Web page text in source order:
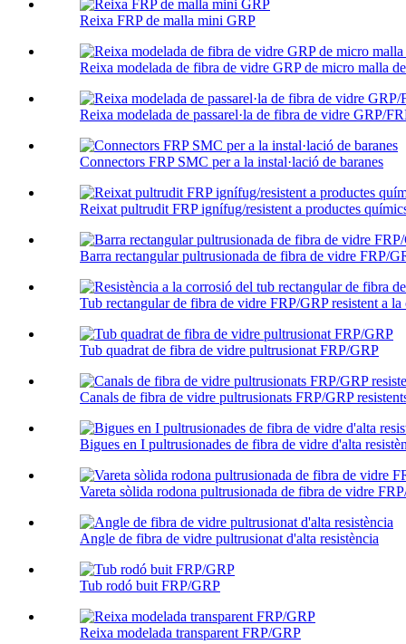
Reixa FRP de malla mini GRP
Reixa modelada de fibra de vidre GRP de micro malla
Reixa modelada de passarel·la de fibra de vidre GRP/
Connectors FRP SMC per a la instal·lació de baranes
Reixat pultrudit FRP ignífug/resistent a productes
Barra rectangular pultrusionada de fibra de vidre FRP/
Tub rectangular de fibra de vidre FRP/GRP resistent a la
Tub quadrat de fibra de vidre pultrusionat FRP/GRP
Canals de fibra de vidre pultrusionats FRP/GRP
Bigues en I pultrusionades de fibra de vidre d'alta
Vareta sòlida rodona pultrusionada de fibra de vidre
Angle de fibra de vidre pultrusionat d'alta resistència
Tub rodó buit FRP/GRP
Reixa modelada transparent FRP/GRP